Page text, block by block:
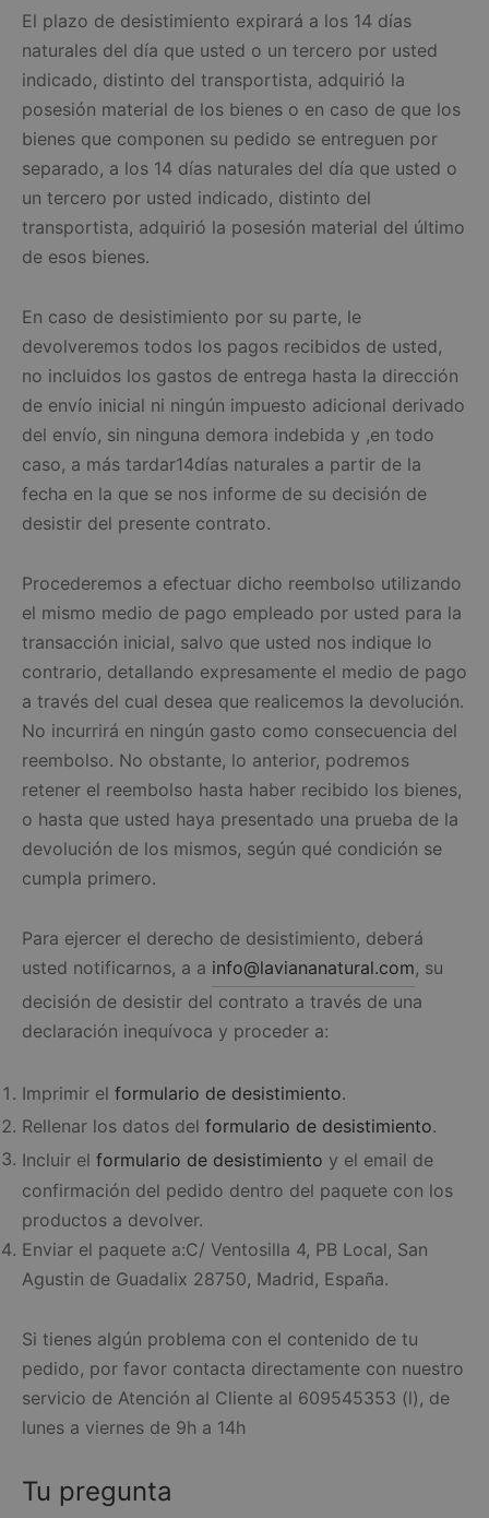
El plazo de desistimiento expirará a los 14 días
naturales del día que usted o un tercero por usted
indicado, distinto del transportista, adquirió la
posesión material de los bienes o en caso de que los
bienes que componen su pedido se entreguen por
separado, a los 14 días naturales del día que usted o
un tercero por usted indicado, distinto del
transportista, adquirió la posesión material del último
de esos bienes.
En caso de desistimiento por su parte, le
devolveremos todos los pagos recibidos de usted,
no incluidos los gastos de entrega hasta la dirección
de envío inicial ni ningún impuesto adicional derivado
del envío, sin ninguna demora indebida y ,en todo
caso, a más tardar14días naturales a partir de la
fecha en la que se nos informe de su decisión de
desistir del presente contrato.
Procederemos a efectuar dicho reembolso utilizando
el mismo medio de pago empleado por usted para la
transacción inicial, salvo que usted nos indique lo
contrario, detallando expresamente el medio de pago
a través del cual desea que realicemos la devolución.
No incurrirá en ningún gasto como consecuencia del
reembolso. No obstante, lo anterior, podremos
retener el reembolso hasta haber recibido los bienes,
o hasta que usted haya presentado una prueba de la
devolución de los mismos, según qué condición se
cumpla primero.
Para ejercer el derecho de desistimiento, deberá
usted notificarnos, a a info@laviananatural.com, su
decisión de desistir del contrato a través de una
declaración inequívoca y proceder a:
Imprimir el formulario de desistimiento.
Rellenar los datos del formulario de desistimiento.
Incluir el formulario de desistimiento y el email de
confirmación del pedido dentro del paquete con los
productos a devolver.
Enviar el paquete a:C/ Ventosilla 4, PB Local, San
Agustin de Guadalix 28750, Madrid, España.
Si tienes algún problema con el contenido de tu
pedido, por favor contacta directamente con nuestro
servicio de Atención al Cliente al 609545353 (l), de
lunes a viernes de 9h a 14h
Tu pregunta